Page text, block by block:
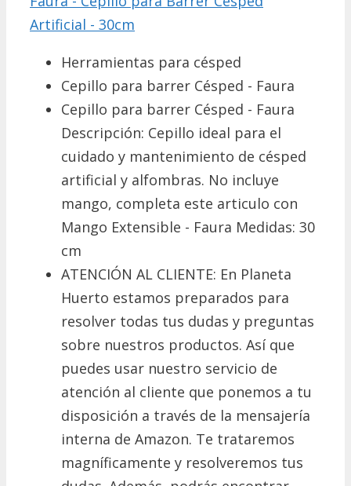
Artificial - 30cm
Herramientas para césped
Cepillo para barrer Césped - Faura
Cepillo para barrer Césped - Faura
Descripción: Cepillo ideal para el
cuidado y mantenimiento de césped
artificial y alfombras. No incluye
mango, completa este articulo con
Mango Extensible - Faura Medidas: 30
cm
ATENCIÓN AL CLIENTE: En Planeta
Huerto estamos preparados para
resolver todas tus dudas y preguntas
sobre nuestros productos. Así que
puedes usar nuestro servicio de
atención al cliente que ponemos a tu
disposición a través de la mensajería
interna de Amazon. Te trataremos
magníficamente y resolveremos tus